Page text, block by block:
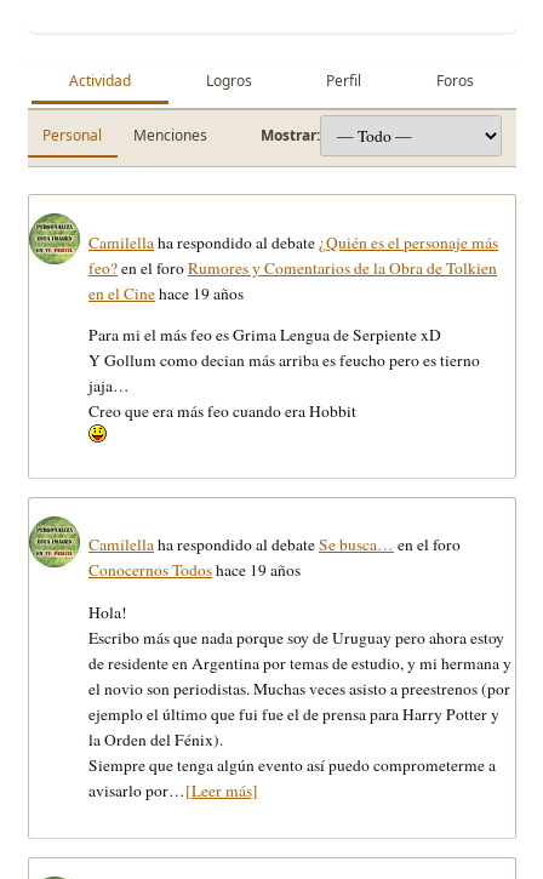
Actividad Logros Perfil Foros
Personal Menciones Mostrar:
Camilellaha respondido al debate¿Quién es el personaje más
feo?en el foroRumores y Comentarios de la Obra de Tolkien
en el Cinehace 19 años
Para mi el más feo es Grima Lengua de Serpiente xD
Y Gollum como decian más arriba es feucho pero es tierno
jaja…
Creo que era más feo cuando era Hobbit
Camilellaha respondido al debateSe busca… en el foro
Conocernos Todoshace 19 años
Hola!
Escribo más que nada porque soy de Uruguay pero ahora estoy
de residente en Argentina por temas de estudio, y mi hermana y
el novio son periodistas. Muchas veces asisto a preestrenos (por
ejemplo el último que fui fue el de prensa para Harry Potter y
la Orden del Fénix).
Siempre que tenga algún evento así puedo comprometerme a
avisarlo por…[Leer más]